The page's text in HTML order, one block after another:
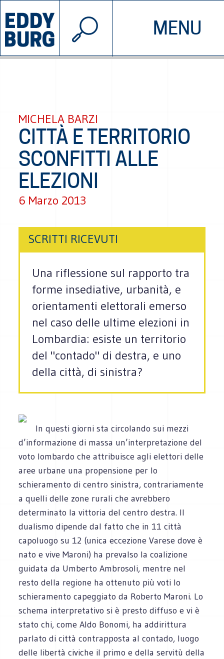
MENU
INIZIATIVE CHI SIAMO
© 2026 EDDYBURG
MICHELA BARZI
CITTÀ E TERRITORIO
SCONFITTI ALLE
ELEZIONI
6 Marzo 2013
SCRITTI RICEVUTI
Una riflessione sul rapporto tra
forme insediative, urbanità, e
orientamenti elettorali emerso
nel caso delle ultime elezioni in
Lombardia: esiste un territorio
del "contado" di destra, e uno
della città, di sinistra?
In questi giorni sta circolando sui mezzi
d’informazione di massa un’interpretazione del
voto lombardo che attribuisce agli elettori delle
aree urbane una propensione per lo
schieramento di centro sinistra, contrariamente
a quelli delle zone rurali che avrebbero
determinato la vittoria del centro destra. Il
dualismo dipende dal fatto che in 11 città
capoluogo su 12 (unica eccezione Varese dove è
nato e vive Maroni) ha prevalso la coalizione
guidata da Umberto Ambrosoli, mentre nel
resto della regione ha ottenuto più voti lo
schieramento capeggiato da Roberto Maroni. Lo
schema interpretativo si è presto diffuso e vi è
stato chi, come Aldo Bonomi, ha addirittura
parlato di città contrapposta al contado, luogo
delle libertà civiche il primo e della servitù della